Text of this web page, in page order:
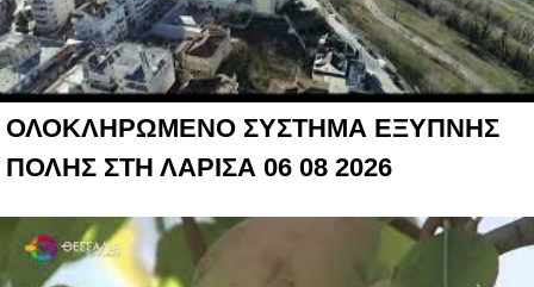
ΟΛΟΚΛΗΡΩΜΕΝΟ ΣΥΣΤΗΜΑ ΕΞΥΠΝΗΣ
ΠΟΛΗΣ ΣΤΗ ΛΑΡΙΣΑ 06 08 2026